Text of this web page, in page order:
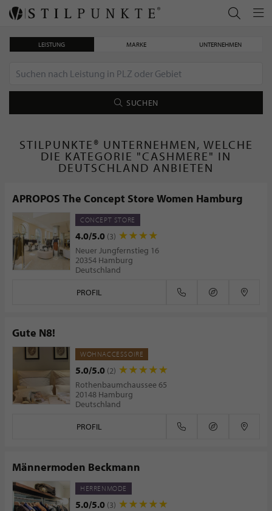
LEISTUNG MARKE UNTERNEHMEN
SUCHEN
STILPUNKTE® UNTERNEHMEN, WELCHE
DIE KATEGORIE "CASHMERE" IN
DEUTSCHLAND ANBIETEN
APROPOS The Concept Store Women Hamburg
CONCEPT STORE
4.0/5.0 (3)
Neuer Jungfernstieg 16
20354 Hamburg
Deutschland
PROFIL
Gute N8!
WOHNACCESSOIRE
5.0/5.0 (2)
Rothenbaumchaussee 65
20148 Hamburg
Deutschland
PROFIL
Männermoden Beckmann
HERRENMODE
5.0/5.0 (3)